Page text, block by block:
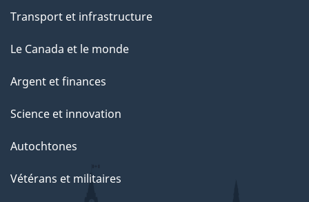
Transport et infrastructure
Le Canada et le monde
Argent et finances
Science et innovation
Autochtones
Vétérans et militaires